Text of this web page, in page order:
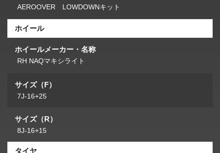
AEROOVER LOWDOWNキット
ホイール
ホイールメーカー・名称
RH NAQマキシライト
サイズ（F）
7J-16+25
サイズ（R）
8J-16+15
タイヤ